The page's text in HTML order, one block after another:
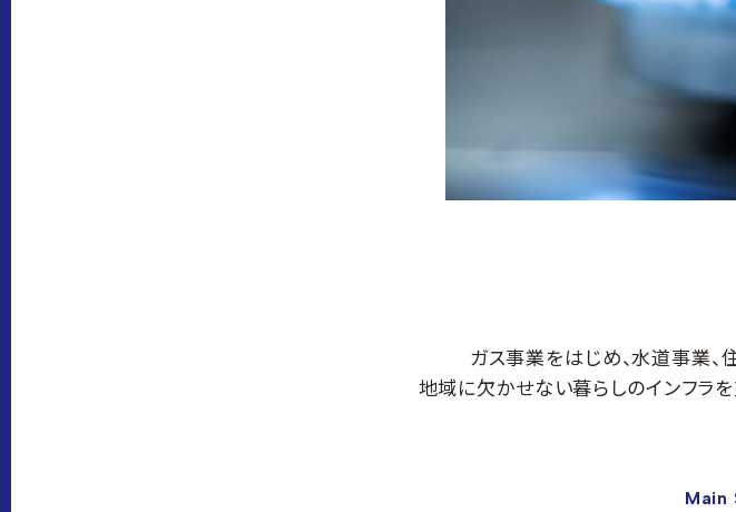
ガス事業をはじめ、水道事業、
地域に欠かせない暮らしのインフラ
Main